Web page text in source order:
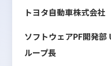
トヨタ自動車株式会社
ソフトウェアPF開発
ループ長